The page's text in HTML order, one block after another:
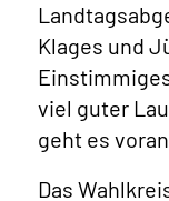
Klages und
viel guter
geht es
Das